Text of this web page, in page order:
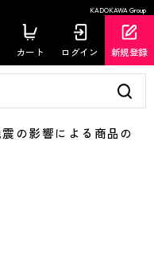
KADOKAWA Group
カート ログイン 新規登録
の影響による商品の